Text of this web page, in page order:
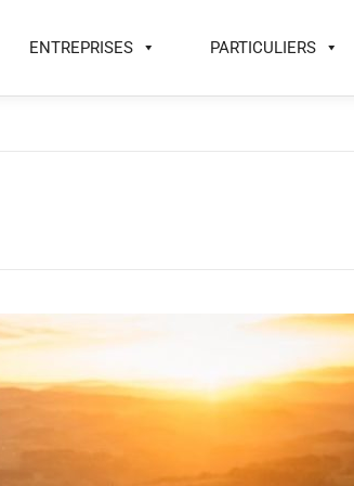
ENTREPRISES PARTICULIERS